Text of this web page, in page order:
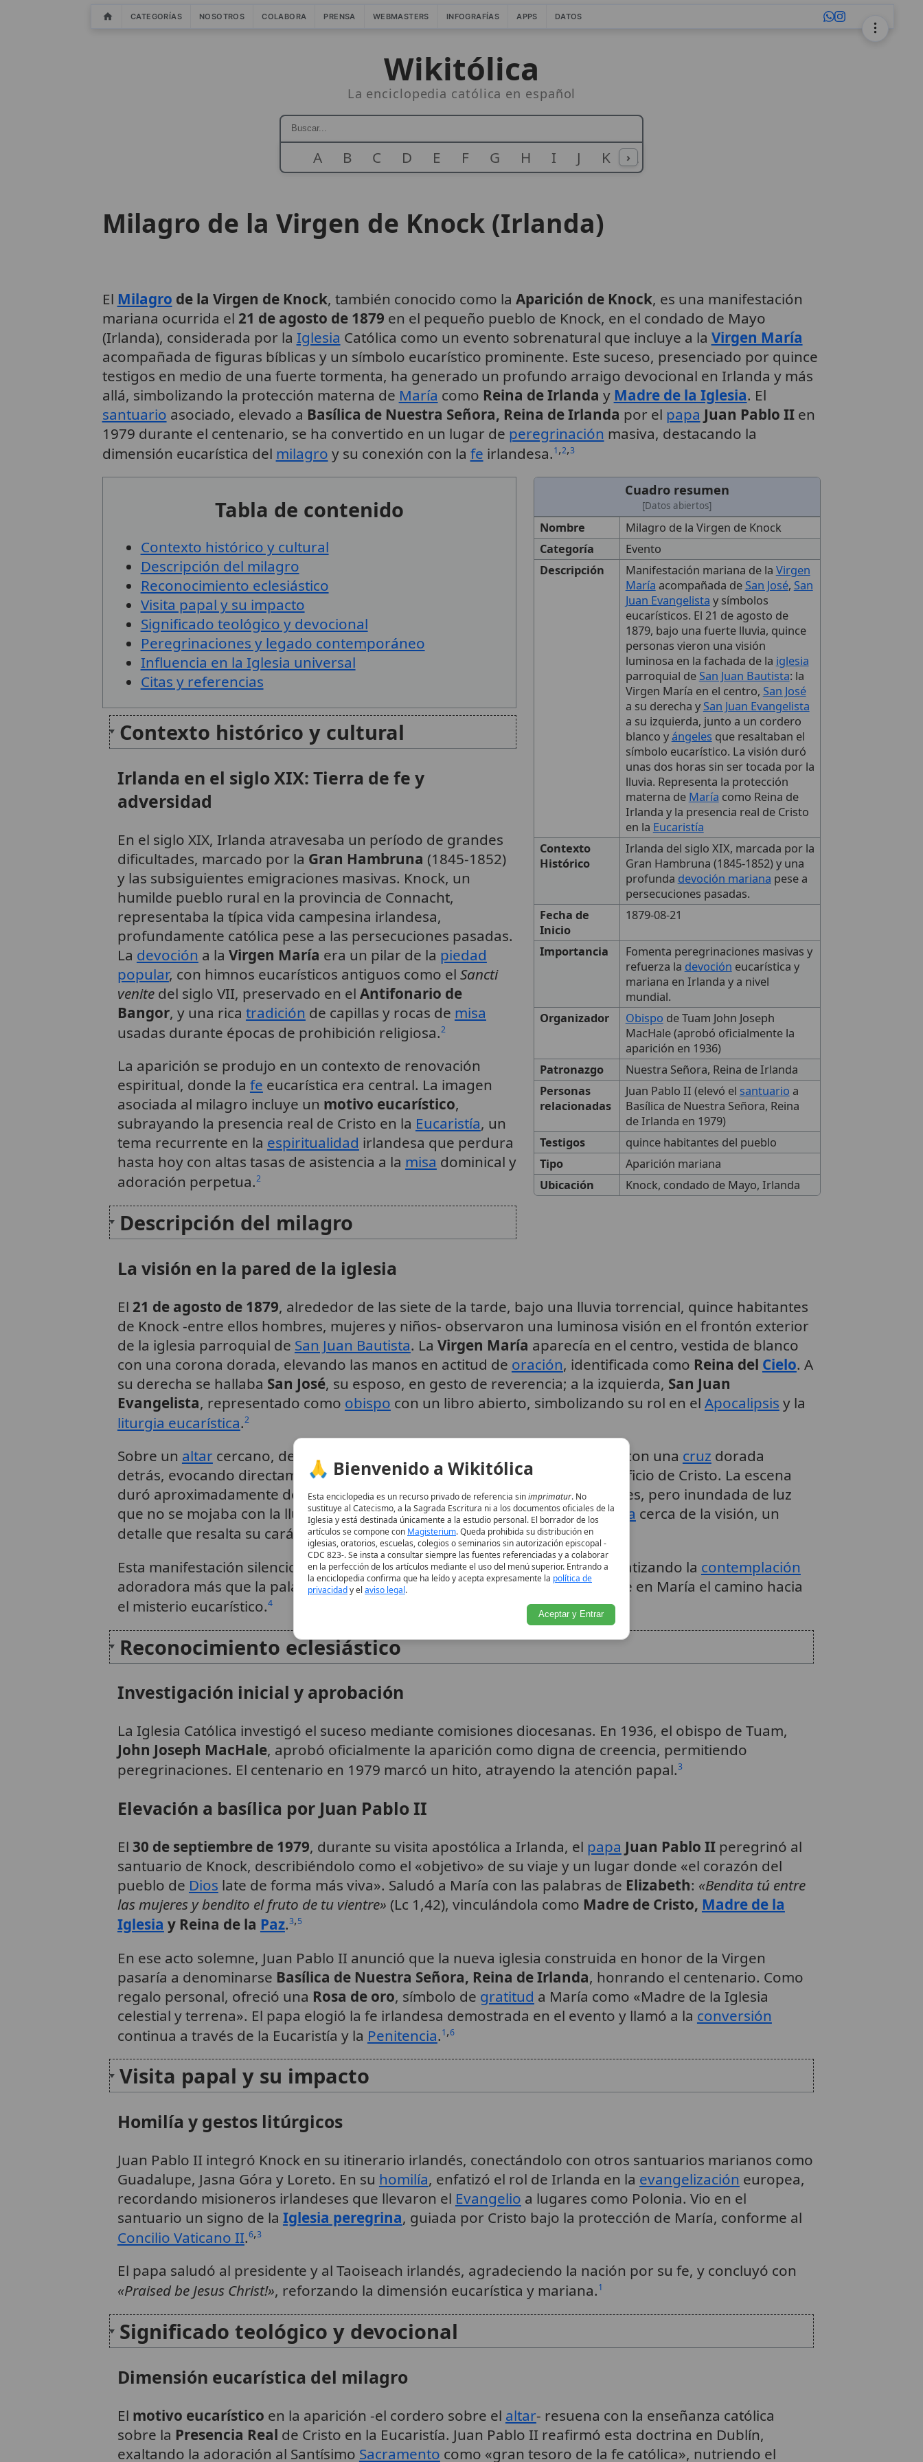
CATEGORÍAS NOSOTROS COLABORA PRENSA WEBMASTERS INFOGRAFÍAS APPS DATOS
Wikitólica
La enciclopedia católica en español
A B C D E F G H I J K L
›
Milagro de la Virgen de Knock (Irlanda)
El Milagro de la Virgen de Knock, también conocido como la Aparición de Knock, es una manifestación
mariana ocurrida el 21 de agosto de 1879 en el pequeño pueblo de Knock, en el condado de Mayo
(Irlanda), considerada por la Iglesia Católica como un evento sobrenatural que incluye a la Virgen María
acompañada de figuras bíblicas y un símbolo eucarístico prominente. Este suceso, presenciado por quince
testigos en medio de una fuerte tormenta, ha generado un profundo arraigo devocional en Irlanda y más
allá, simbolizando la protección materna de María como Reina de Irlanda y Madre de la Iglesia. El
santuario asociado, elevado a Basílica de Nuestra Señora, Reina de Irlanda por el papa Juan Pablo IIen
1979 durante el centenario, se ha convertido en un lugar de peregrinación masiva, destacando la
dimensión eucarística del milagro y su conexión con la fe irlandesa.1,2,3
Cuadro resumen
[Datos abiertos]
Nombre
Milagro de la Virgen de Knock
Categoría
Evento
Descripción
Manifestación mariana de la Virgen
María acompañada de San José, San
Juan Evangelista y símbolos
eucarísticos. El 21 de agosto de
1879, bajo una fuerte lluvia, quince
personas vieron una visión
luminosa en la fachada de la iglesia
parroquial de San Juan Bautista: la
Virgen María en el centro, San José
a su derecha y San Juan Evangelista
a su izquierda, junto a un cordero
blanco yángeles que resaltaban el
símbolo eucarístico. La visión duró
unas dos horas sin ser tocada por la
lluvia. Representa la protección
materna de María como Reina de
Irlanda y la presencia real de Cristo
en la Eucaristía
Contexto
Histórico
Irlanda del siglo XIX, marcada por la
Gran Hambruna (1845-1852) y una
profunda devoción mariana pese a
persecuciones pasadas.
Fecha de
Inicio
1879-08-21
Importancia
Fomenta peregrinaciones masivas y
refuerza la devoción eucarística y
mariana en Irlanda y a nivel
mundial.
Organizador
Obispo de Tuam John Joseph
MacHale (aprobó oficialmente la
aparición en 1936)
Patronazgo
Nuestra Señora, Reina de Irlanda
Personas
relacionadas
Juan Pablo II (elevó el santuario a
Basílica de Nuestra Señora, Reina
de Irlanda en 1979)
Testigos
quince habitantes del pueblo
Tipo
Aparición mariana
Ubicación
Knock, condado de Mayo, Irlanda
Tabla de contenido
Contexto histórico y cultural
Descripción del milagro
Reconocimiento eclesiástico
Visita papal y su impacto
Significado teológico y devocional
Peregrinaciones y legado contemporáneo
Influencia en la Iglesia universal
Citas y referencias
Contexto histórico y cultural
Irlanda en el siglo XIX: Tierra de fe y
adversidad
En el siglo XIX, Irlanda atravesaba un período de grandes
dificultades, marcado por la Gran Hambruna (1845-1852)
y las subsiguientes emigraciones masivas. Knock, un
humilde pueblo rural en la provincia de Connacht,
representaba la típica vida campesina irlandesa,
profundamente católica pese a las persecuciones pasadas.
La devoción a la Virgen María era un pilar de la piedad
popular, con himnos eucarísticos antiguos como el Sancti
venitedel siglo VII, preservado en el Antifonario de
Bangor, y una rica tradición de capillas y rocas de misa
usadas durante épocas de prohibición religiosa.2
La aparición se produjo en un contexto de renovación
espiritual, donde la fe eucarística era central. La imagen
asociada al milagro incluye un motivo eucarístico,
subrayando la presencia real de Cristo en la Eucaristía, un
tema recurrente en la espiritualidad irlandesa que perdura
hasta hoy con altas tasas de asistencia a la misa dominical y
adoración perpetua.2
Descripción del milagro
La visión en la pared de la iglesia
El 21 de agosto de 1879, alrededor de las siete de la tarde, bajo una lluvia torrencial, quince habitantes
de Knock -entre ellos hombres, mujeres y niños- observaron una luminosa visión en el frontón exterior
de la iglesia parroquial de San Juan Bautista. La Virgen María aparecía en el centro, vestida de blanco
con una corona dorada, elevando las manos en actitud de oración, identificada como Reina del Cielo. A
su derecha se hallaba San José, su esposo, en gesto de reverencia; a la izquierda, San Juan
Evangelista, representado como obispo con un libro abierto, simbolizando su rol en el Apocalipsis y la
liturgia eucarística.2
Sobre un altarcercano, destacaba un , con una cruz dorada
detrás, evocando directamente elCordero Pascualde la Eucaristía y el sacrificio de Cristo. La escena
duró aproximadamente dos horas, inmóvil y silenciosa, sin mensajes verbales, pero inundada de luz
que no se mojaba con la lluvia. Los testigos, empapados, no sintieron elagua cerca de la visión, un
detalle que resalta su carácter sobrenatural.2
Esta manifestación silenciosa contrasta con otras apariciones marianas, enfatizando la contemplación
adoradora más que la palabra, alineándose con latradiciónpatrísticaque ve en María el camino hacia
el misterio eucarístico.4
Reconocimiento eclesiástico
Investigación inicial y aprobación
La Iglesia Católica investigó el suceso mediante comisiones diocesanas. En 1936, el obispo de Tuam,
John Joseph MacHale, aprobó oficialmente la aparición como digna de creencia, permitiendo
peregrinaciones. El centenario en 1979 marcó un hito, atrayendo la atención papal.3
Elevación a basílica por Juan Pablo II
El 30 de septiembre de 1979, durante su visita apostólica a Irlanda, el papa Juan Pablo IIperegrinó al
santuario de Knock, describiéndolo como el «objetivo» de su viaje y un lugar donde «el corazón del
pueblo de Dios late de forma más viva». Saludó a María con las palabras de Elizabeth: «Bendita tú entre
las mujeres y bendito el fruto de tu vientre» (Lc 1,42), vinculándola como Madre de Cristo, Madre de la
Iglesia y Reina de la Paz.3,5
En ese acto solemne, Juan Pablo II anunció que la nueva iglesia construida en honor de la Virgen
pasaría a denominarse Basílica de Nuestra Señora, Reina de Irlanda, honrando el centenario. Como
regalo personal, ofreció una Rosa de oro, símbolo de gratitud a María como «Madre de la Iglesia
celestial y terrena». El papa elogió la fe irlandesa demostrada en el evento y llamó a la conversión
continua a través de la Eucaristía y la Penitencia.1,6
Visita papal y su impacto
Homilía y gestos litúrgicos
Juan Pablo II integró Knock en su itinerario irlandés, conectándolo con otros santuarios marianos como
Guadalupe, Jasna Góra y Loreto. En su homilía, enfatizó el rol de Irlanda en la evangelización europea,
recordando misioneros irlandeses que llevaron el Evangelio a lugares como Polonia. Vio en el
santuario un signo de la Iglesia peregrina, guiada por Cristo bajo la protección de María, conforme al
Concilio Vaticano II.6,3
El papa saludó al presidente y al Taoiseach irlandés, agradeciendo la nación por su fe, y concluyó con
«Praised be Jesus Christ!», reforzando la dimensión eucarística y mariana.1
Significado teológico y devocional
Dimensión eucarística del milagro
El motivo eucarístico en la aparición -el cordero sobre el altar- resuena con la enseñanza católica
sobre la Presencia Real de Cristo en la Eucaristía. Juan Pablo II reafirmó esta doctrina en Dublín,
exaltando la adoración al Santísimo Sacramento como «gran tesoro de la fe católica», nutriendo el
🙏 Bienvenido a Wikitólica
Esta enciclopedia es un recurso privado de referencia sinimprimatur. No
sustituye al Catecismo, a la Sagrada Escritura ni a los documentos oficiales de la
Iglesia y está destinada únicamente a la estudio personal. El borrador de los
artículos se compone con Magisterium. Queda prohibida su distribución en
iglesias, oratorios, escuelas, colegios o seminarios sin autorización episcopal -
CDC 823-. Se insta a consultar siempre las fuentes referenciadas y a colaborar
en la perfección de los artículos mediante el uso del menú superior. Entrando a
la enciclopedia confirma que ha leído y acepta expresamente la política de
privacidady el aviso legal.
Aceptar y Entrar